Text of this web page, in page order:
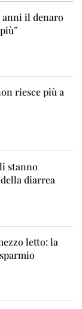
anni il denaro
riesce più a
stanno
diarrea
letto: la